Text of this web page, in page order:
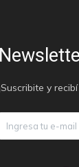
y